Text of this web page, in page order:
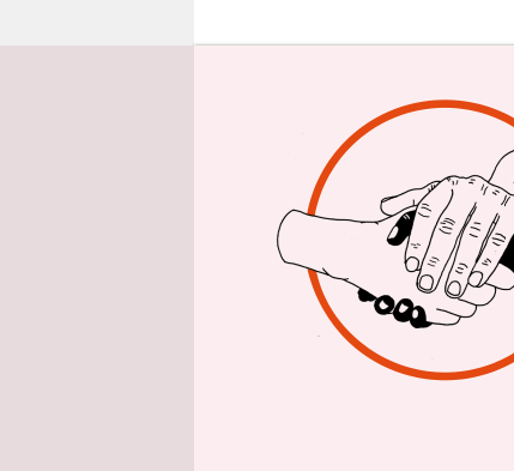
E
Alles